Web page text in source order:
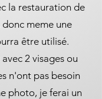
la restauration de
meme une
être utilisé.
2 visages ou
n'ont pas besoin
photo, je ferai un